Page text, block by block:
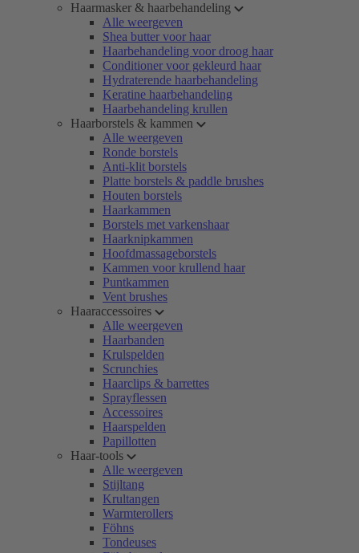
Haarmasker & haarbehandeling
Alle weergeven
Shea butter voor haar
Haarbehandeling voor droog haar
Conditioner voor gekleurd haar
Hydraterende haarbehandeling
Keratine haarbehandeling
Haarbehandeling krullen
Haarborstels & kammen
Alle weergeven
Ronde borstels
Anti-klit borstels
Platte borstels & paddle brushes
Houten borstels
Haarkammen
Borstels met varkenshaar
Haarknipkammen
Hoofdmassageborstels
Kammen voor krullend haar
Puntkammen
Vent brushes
Haaraccessoires
Alle weergeven
Haarbanden
Krulspelden
Scrunchies
Haarclips & barrettes
Sprayflessen
Accessoires
Haarspelden
Papillotten
Haar-tools
Alle weergeven
Stijltang
Krultangen
Warmterollers
Föhns
Tondeuses